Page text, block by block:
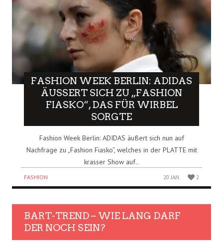
FASHION WEEK BERLIN: ADIDAS
ÄUSSERT SICH ZU „FASHION F
IASKO“, DAS FÜR WIRBEL S
ORGTE
Fashion Week Berlin: ADIDAS äußert sich nun auf
Nachfrage zu „Fashion Fiasko“, welches in der PLATTE mit
krasser Show auf..
FASHION 20 JAN. 2
BART-TREND – WIE LANG DARF
DER NOCH SEIN?